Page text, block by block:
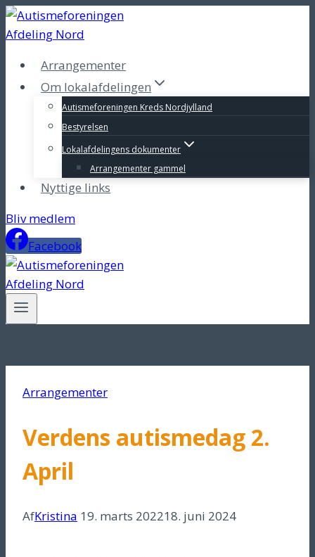
Fortsæt
til
Arrangementer
Om lokalafdelingen
Autismeforeningen Kreds Nordjylland
Bestyrelsen
Lokalafdelingens dokumenter
Arrangementer gammel
Nyttige links
Bliv medlem
Facebook
Arrangementer
Verdens autismedag 2.
April
AfKristina 19. marts 202218. juni 2024